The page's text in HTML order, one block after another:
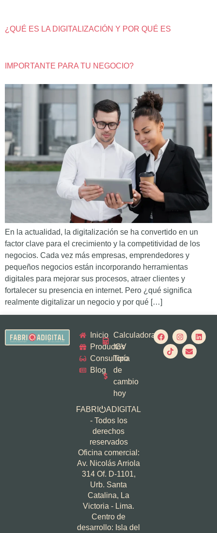
¿QUÉ ES LA DIGITALIZACIÓN Y POR QUÉ ES
IMPORTANTE PARA TU NEGOCIO?
En la actualidad, la digitalización se ha convertido en un
factor clave para el crecimiento y la competitividad de los
negocios. Cada vez más empresas, emprendedores y
pequeños negocios están incorporando herramientas
digitales para mejorar sus procesos, atraer clientes y
fortalecer su presencia en internet. Pero ¿qué significa
realmente digitalizar un negocio y por qué […]
Inicio
Productos
Consultoría
Blog
Calculadora
IGV
Tipo
de
cambio
hoy
FABRI ⏻ADIGITAL
- Todos los
derechos
reservados
Oficina comercial:
Av. Nicolás Arriola
314 Of. D-1101,
Urb. Santa
Catalina, La
Victoria - Lima.
Centro de
desarrollo: Isla del